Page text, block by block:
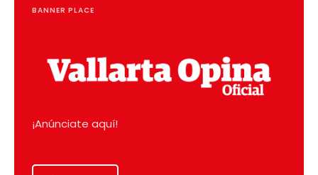
BANNER PLACE
¡Anúnciate aquí!